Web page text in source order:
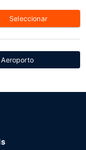
Seleccionar